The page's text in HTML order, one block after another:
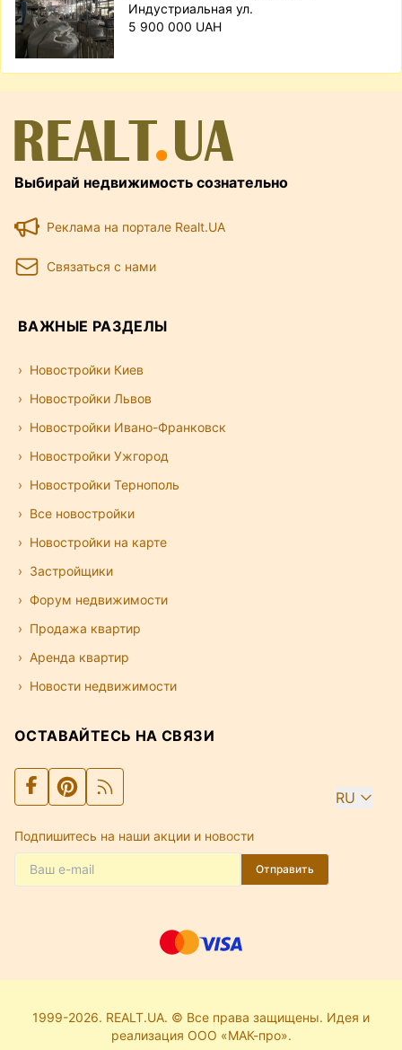
Индустриальная ул.
5 900 000 UAH
Выбирай недвижимость сознательно
Реклама на портале Realt.UA
Связаться с нами
ВАЖНЫЕ РАЗДЕЛЫ
Новостройки Киев
Новостройки Львов
Новостройки Ивано-Франковск
Новостройки Ужгород
Новостройки Тернополь
Все новостройки
Новостройки на карте
Застройщики
Форум недвижимости
Продажа квартир
Аренда квартир
Новости недвижимости
ОСТАВАЙТЕСЬ НА СВЯЗИ
RU
Подпишитесь на наши акции и новости
Отправить
1999-2026. REALT.UA. © Все права защищены. Идея и
реализация ООО «МАК-про».